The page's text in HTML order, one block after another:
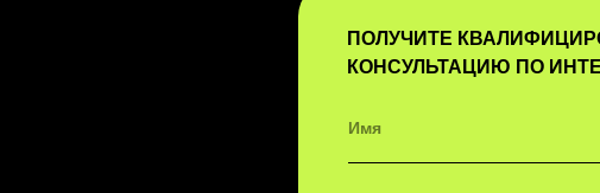
ПОЛУЧИТЕ
КОНСУЛЬТАЦИЮ ПО